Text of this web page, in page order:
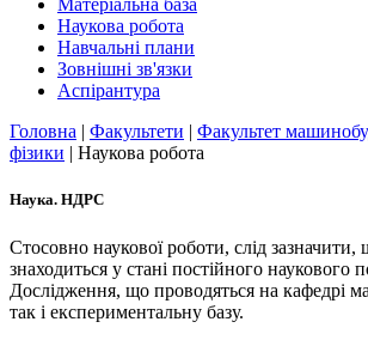
Матеріальна база
Наукова робота
Навчальні плани
Зовнішні зв'язки
Аспірантура
Головна | Факультети | Факультет
фізики | Наукова робота
Наука. НДРС
Стосовно наукової роботи, слід зазначити,
знаходиться у стані постійного наукового
Дослідження, що проводяться на кафедрі
так і експериментальну базу.